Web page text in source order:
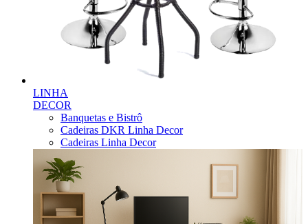
LINHA
DECOR
Banquetas e Bistrô
Cadeiras DKR Linha Decor
Cadeiras Linha Decor